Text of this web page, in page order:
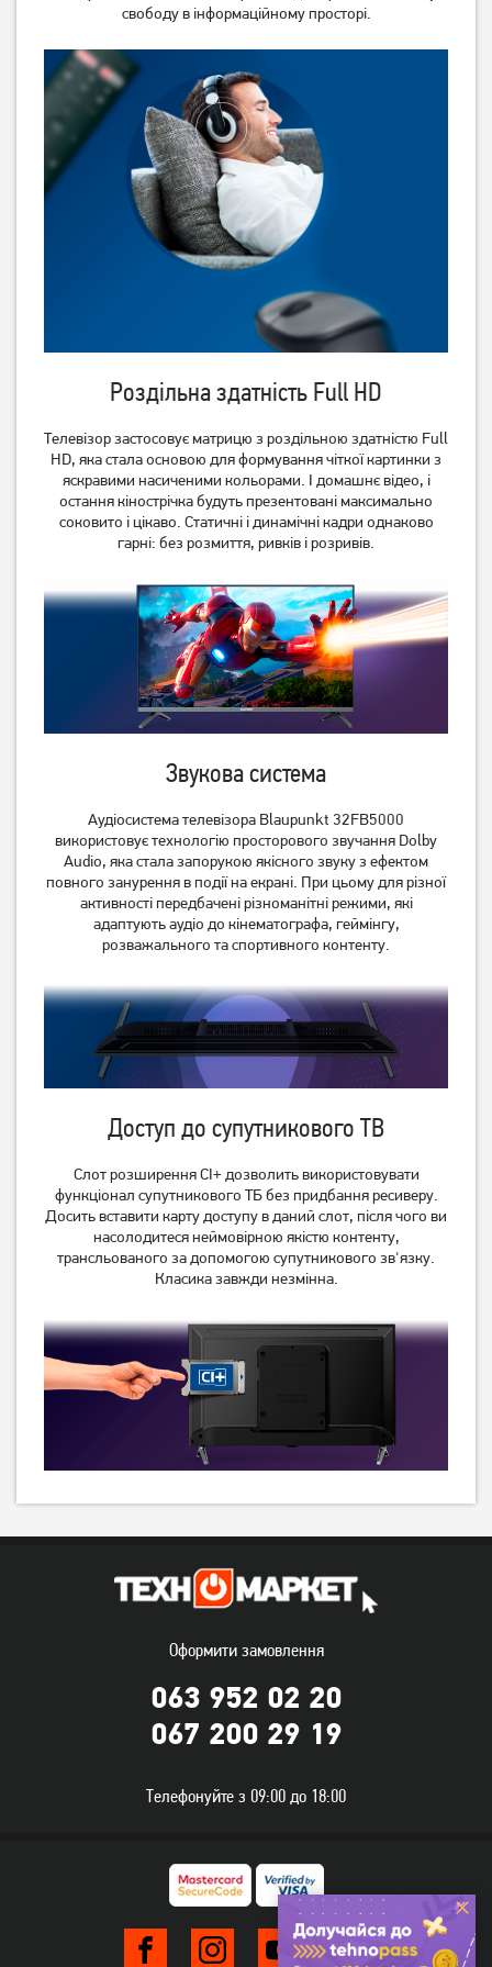
74 839грн
24FN93T2
4 829грн
Телевізор Philips
Телевізор OzoneHD
40FSN93T2
9 729грн
7 779грн
Google TV Wi-Fi
грн
22 729 грн
18 179грн
свободу в інформаційному просторі.
Роздільна здатність Full HD
Телевізор застосовує матрицю з роздільною здатністю Full
HD, яка стала основою для формування чіткої картинки з
яскравими насиченими кольорами. І домашнє відео, і
остання кінострічка будуть презентовані максимально
соковито і цікаво. Статичні і динамічні кадри однаково
гарні: без розмиття, ривків і розривів.
Звукова система
Аудіосистема телевізора Blaupunkt 32FB5000
використовує технологію просторового звучання Dolby
Audio, яка стала запорукою якісного звуку з ефектом
повного занурення в події на екрані. При цьому для різної
активності передбачені різноманітні режими, які
адаптують аудіо до кінематографа, геймінгу,
розважального та спортивного контенту.
Доступ до супутникового ТВ
Слот розширення СI+ дозволить використовувати
функціонал супутникового ТБ без придбання ресиверу.
Досить вставити карту доступу в даний слот, після чого ви
насолодитеся неймовірною якістю контенту,
трансльованого за допомогою супутникового зв'язку.
Класика завжди незмінна.
Оформити замовлення
063 952 02 20
067 200 29 19
Телефонуйте з 09:00 до 18:00